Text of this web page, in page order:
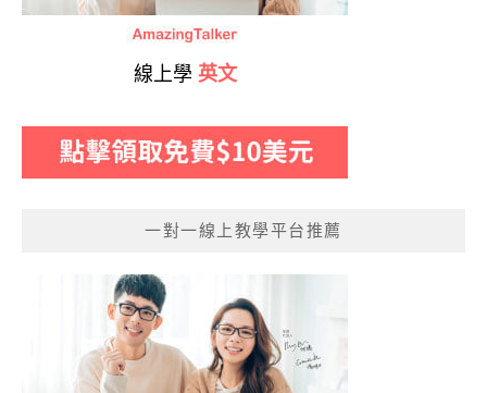
線上學 英文
一對一線上教學平台推薦